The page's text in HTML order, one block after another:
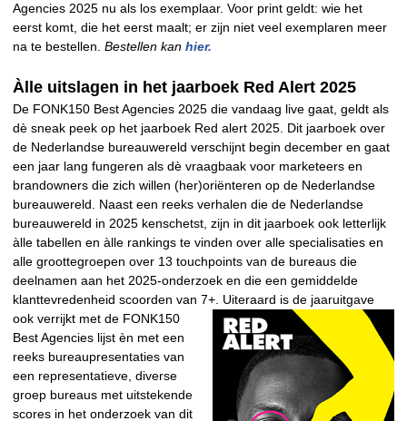
Agencies 2025 nu als los exemplaar. Voor print geldt: wie het
eerst komt, die het eerst maalt; er zijn niet veel exemplaren meer
na te bestellen. Bestellen kan hier.
Àlle uitslagen in het jaarboek Red Alert 2025
De FONK150 Best Agencies 2025 die vandaag live gaat, geldt als
dè sneak peek op het jaarboek Red alert 2025. Dit jaarboek over
de Nederlandse bureauwereld verschijnt begin december en gaat
een jaar lang fungeren als dè vraagbaak voor marketeers en
brandowners die zich willen (her)oriënteren op de Nederlandse
bureauwereld. Naast een reeks verhalen die de Nederlandse
bureauwereld in 2025 kenschetst, zijn in dit jaarboek ook letterlijk
àlle tabellen en àlle rankings te vinden over alle specialisaties en
alle groottegroepen over 13 touchpoints van de bureaus die
deelnamen aan het 2025-onderzoek en die een gemiddelde
klanttevredenheid scoorden van 7+. Uiteraard is de jaaruitgave
ook verrijkt met de FONK150
Best Agencies lijst èn met een
reeks bureaupresentaties van
een representatieve, diverse
groep bureaus met uitstekende
scores in het onderzoek van dit